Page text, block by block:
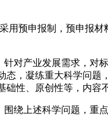
预申报制，预申报材
对产业发展需求，对
态，凝练重大科学问题
础性、原创性等，内容
绕上述科学问题，重